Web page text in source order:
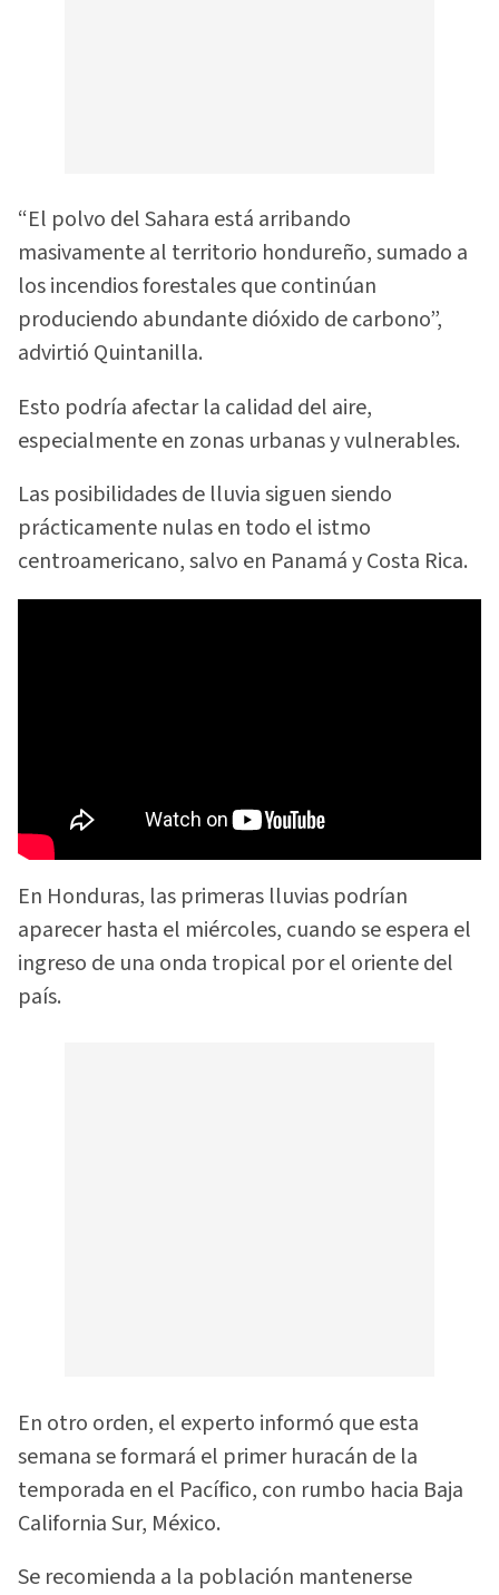
“El polvo del Sahara está arribando
masivamente al territorio hondureño, sumado a
los incendios forestales que continúan
produciendo abundante dióxido de carbono”,
advirtió Quintanilla.
Esto podría afectar la calidad del aire,
especialmente en zonas urbanas y vulnerables.
Las posibilidades de lluvia siguen siendo
prácticamente nulas en todo el istmo
centroamericano, salvo en Panamá y Costa Rica.
En Honduras, las primeras lluvias podrían
aparecer hasta el miércoles, cuando se espera el
ingreso de una onda tropical por el oriente del
país.
En otro orden, el experto informó que esta
semana se formará el primer huracán de la
temporada en el Pacífico, con rumbo hacia Baja
California Sur, México.
Se recomienda a la población mantenerse